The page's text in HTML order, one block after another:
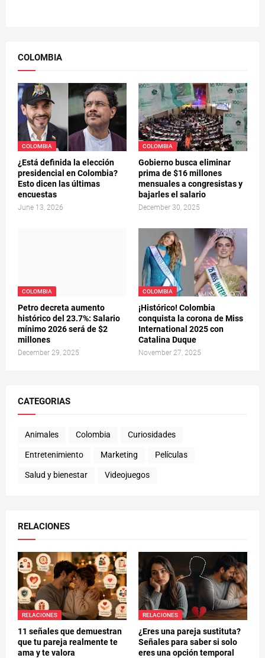
COLOMBIA
COLOMBIA
¿Está definida la elección
presidencial en Colombia?
Esto dicen las últimas
encuestas
June 13, 2026
COLOMBIA
Gobierno busca eliminar
prima de $16 millones
mensuales a congresistas y
bajarles el salario
December 30, 2025
COLOMBIA
Petro decreta aumento
histórico del 23.7%: Salario
mínimo 2026 será de $2
millones
December 29, 2025
COLOMBIA
¡Histórico! Colombia
conquista la corona de Miss
International 2025 con
Catalina Duque
November 27, 2025
CATEGORIAS
Animales Colombia Curiosidades
Entretenimiento Marketing Películas
Salud y bienestar Videojuegos
RELACIONES
RELACIONES
11 señales que demuestran
que tu pareja realmente te
ama y te valora
RELACIONES
¿Eres una pareja sustituta?
Señales para saber si solo
eres una opción temporal